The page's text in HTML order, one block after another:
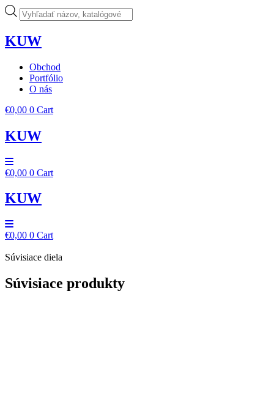
Preskočiť
Products
search
KUW
Obchod
Portfólio
O nás
€0,00 0 Cart
KUW
€0,00 0 Cart
KUW
€0,00 0 Cart
Súvisiace diela
Súvisiace produkty